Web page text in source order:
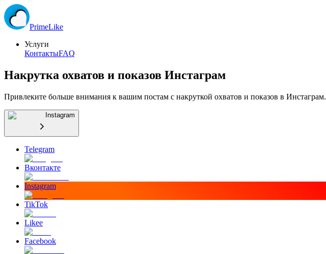
PrimeLike
Услуги
КонтактыFAQ
Накрутка охватов и показов Инстаграм
Привлеките больше внимания к вашим постам с накруткой охватов и показов в Инстаграм.
Instagram
Telegram
Вконтакте
Instagram
TikTok
Likee
Facebook